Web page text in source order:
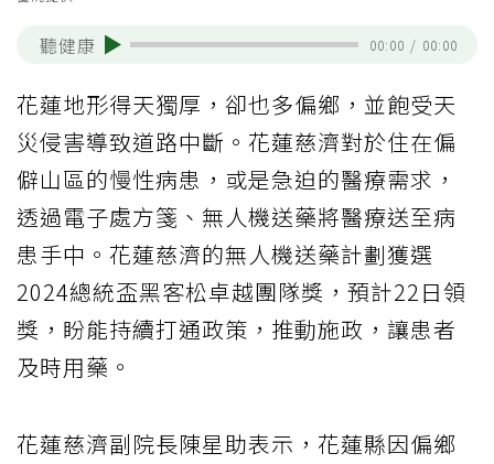
聽健康 00:00 / 00:00
花蓮地形得天獨厚，卻也多偏鄉，並飽受天
災侵害導致道路中斷。花蓮慈濟對於住在偏
僻山區的慢性病患，或是急迫的醫療需求，
透過電子處方箋、無人機送藥將醫療送至病
患手中。花蓮慈濟的無人機送藥計劃獲選
2024總統盃黑客松卓越團隊獎，預計22日領
獎，盼能持續打通政策，推動施政，讓患者
及時用藥。
花蓮慈濟副院長陳星助表示，花蓮縣因偏鄉